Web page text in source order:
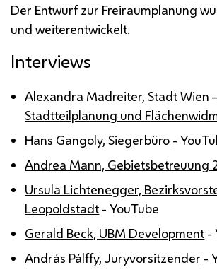
Der Entwurf zur Freiraumplanung
und weiterentwickelt.
Interviews
Alexandra Madreiter, Stadt Wien
Stadtteilplanung und
Hans Gangoly, Siegerbüro -
Andrea Mann, Gebietsbetreuung
Ursula Lichtenegger,
Leopoldstadt - YouTube
Gerald Beck, UBM Development -
András Pálffy, Juryvorsitzender -